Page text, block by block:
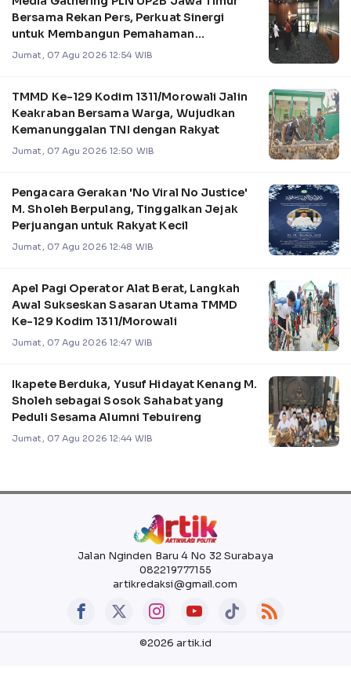
Bersama Rekan Pers, Perkuat Sinergi
untuk Membangun Pemahaman
Pengelolaan Sistem Kel
Jumat, 07 Agu 2026 12:54 WIB
TMMD Ke-129 Kodim 1311/Morowali Jalin
Keakraban Bersama Warga, Wujudkan
Kemanunggalan TNI dengan Rakyat
Jumat, 07 Agu 2026 12:50 WIB
Pengacara Gerakan 'No Viral No Justice'
M. Sholeh Berpulang, Tinggalkan Jejak
Perjuangan untuk Rakyat Kecil
Jumat, 07 Agu 2026 12:48 WIB
Apel Pagi Operator Alat Berat, Langkah
Awal Sukseskan Sasaran Utama TMMD
Ke-129 Kodim 1311/Morowali
Jumat, 07 Agu 2026 12:47 WIB
Ikapete Berduka, Yusuf Hidayat Kenang M.
Sholeh sebagai Sosok Sahabat yang
Peduli Sesama Alumni Tebuireng
Jumat, 07 Agu 2026 12:44 WIB
Jalan Nginden Baru 4 No 32 Surabaya
082219777155
artikredaksi@gmail.com
©2026 artik.id